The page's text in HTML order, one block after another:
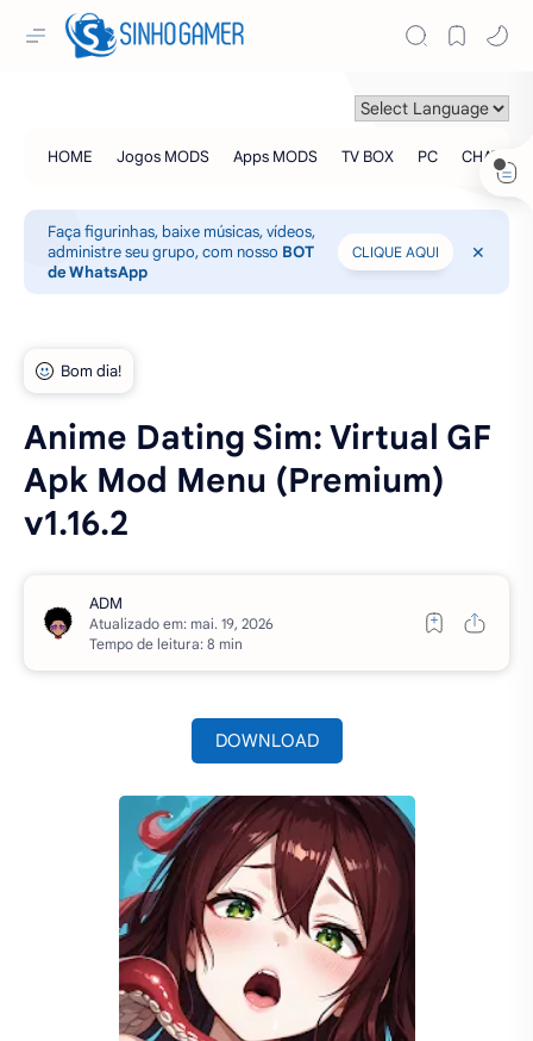
Faça figurinhas, baixe músicas, vídeos,
administre seu grupo, com nosso BOT
de WhatsApp
CLIQUE AQUI
Anime Dating Sim: Virtual GF
Apk Mod Menu (Premium)
v1.16.2
Atualizado em:
Tempo de leitura: 8 min
DOWNLOAD